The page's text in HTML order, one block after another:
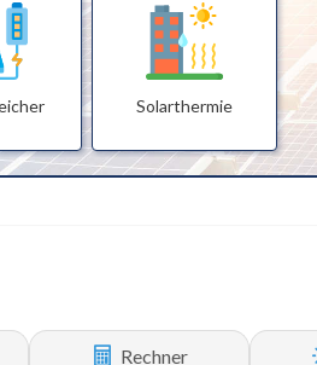
Solarthermie
Rechner